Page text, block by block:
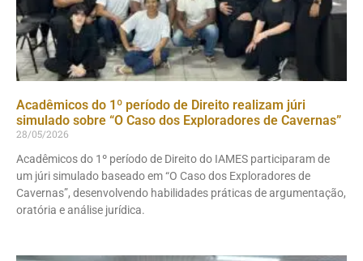
Acadêmicos do 1º período de Direito realizam júri
simulado sobre “O Caso dos Exploradores de Cavernas”
28/05/2026
Acadêmicos do 1º período de Direito do IAMES participaram de
um júri simulado baseado em “O Caso dos Exploradores de
Cavernas”, desenvolvendo habilidades práticas de argumentação,
oratória e análise jurídica.